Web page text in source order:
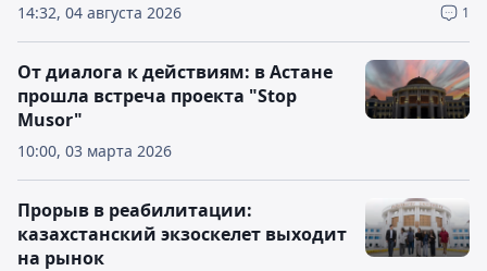
14:32, 04 августа 2026 1
10:00, 03 марта 2026
От диалога к действиям: в Астане
прошла встреча проекта "Stop
Musor"
Прорыв в реабилитации:
казахстанский экзоскелет выходит
на рынок